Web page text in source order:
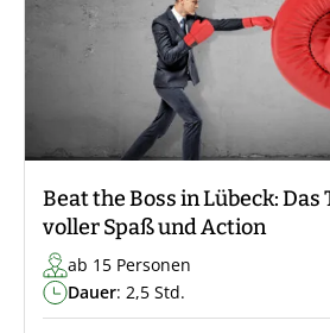
Beat the Boss in Lübeck:
voller Spaß und Action
ab 15 Personen
Dauer: 2,5 Std.